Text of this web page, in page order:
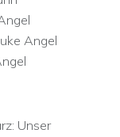
Angel
Unser